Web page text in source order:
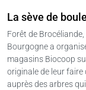
La sève de
Forêt de
Bourgogne a
magasins Biocoop
originale de leur
auprès des arbres